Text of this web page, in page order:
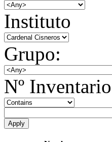
Instituto
Grupo:
Nº Inventario